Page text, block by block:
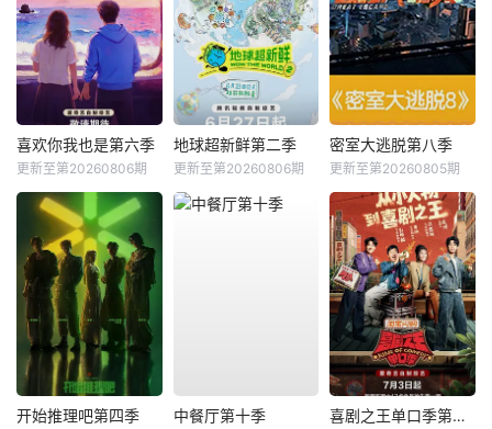
喜欢你我也是第六季
更新至第20260806期
地球超新鲜第二季
更新至第20260806期
密室大逃脱第八季
更新至第20260805期
开始推理吧第四季 中餐厅第十季 喜剧之王单口季第三季